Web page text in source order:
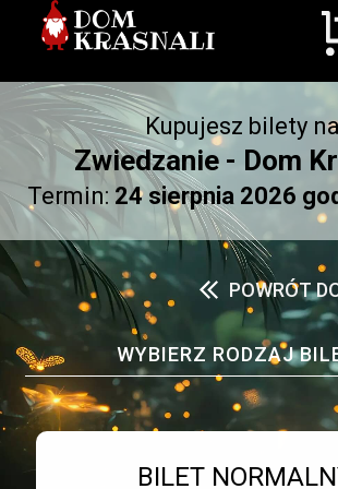
Kupujesz bilety
Zwiedzanie - Dom
Termin: 24 sierpnia 2026
POWRÓT
WYBIERZ RODZAJ
Bilet numer 1
Typ
BILET